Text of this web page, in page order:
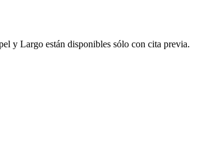
y Largo están disponibles sólo con cita previa.